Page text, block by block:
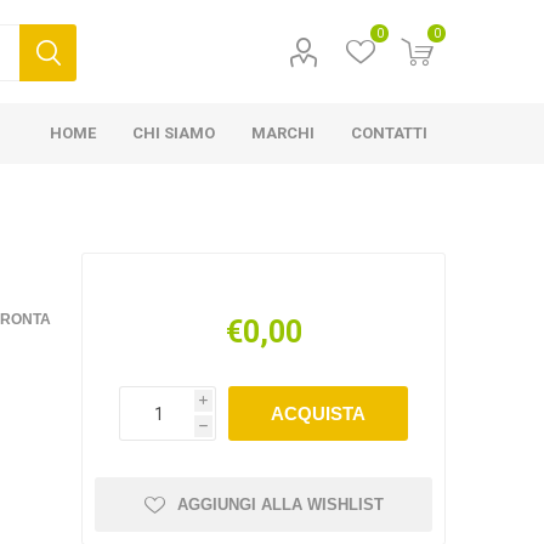
0 0
HOME CHI SIAMO MARCHI CONTATTI
€0,00
i
h
ACQUISTA
AGGIUNGI ALLA WISHLIST